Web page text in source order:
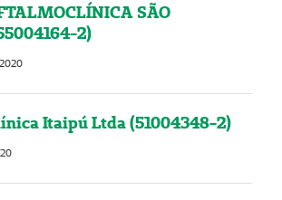
SÃO
2)
Itaipú Ltda (51004348-2)